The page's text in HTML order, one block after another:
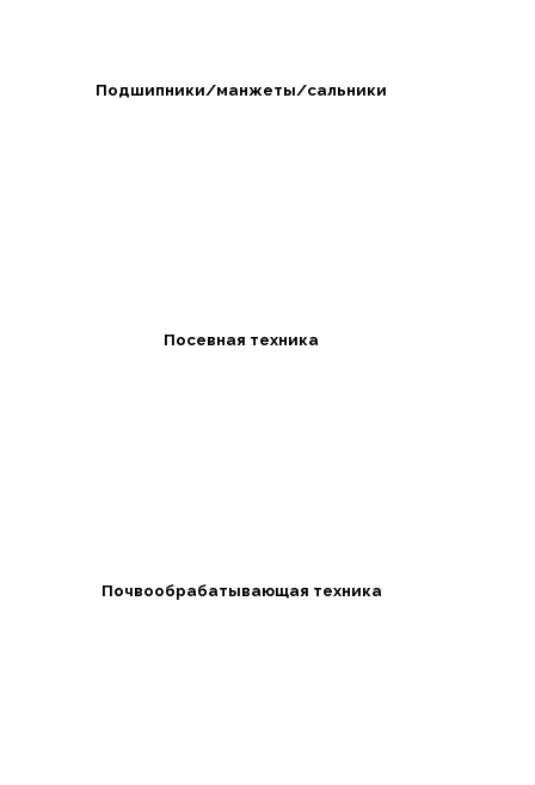
Подшипники/манжеты/сальники
Посевная техника
Почвообрабатывающая техника